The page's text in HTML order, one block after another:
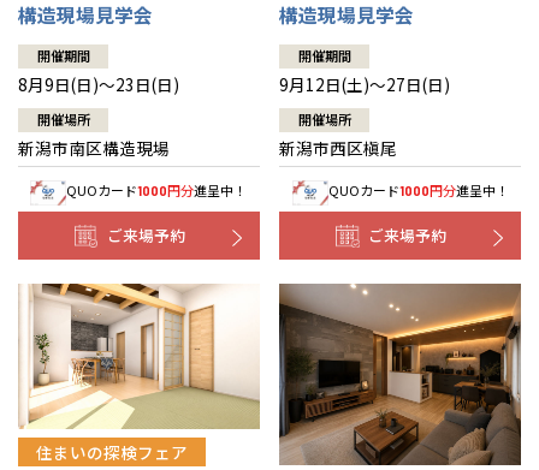
構造現場見学会
開催期間
8月9日(日)～23日(日)
開催場所
新潟市南区構造現場
QUOカード1000円分進呈中！
ご来場予約
構造現場見学会
開催期間
9月12日(土)～27日(日)
開催場所
新潟市西区槇尾
QUOカード1000円分進呈中！
ご来場予約
住まいの探検フェア